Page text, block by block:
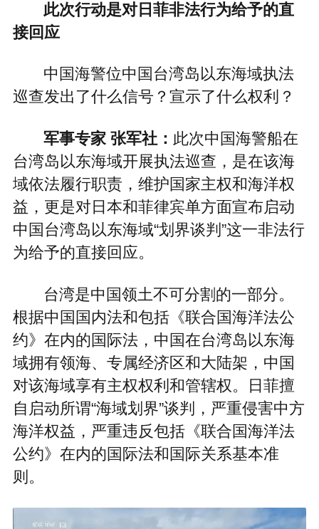
此次行动是对日菲非法行为给予的直
接回应
中国海警位中国台湾岛以东海域执法
巡查发出了什么信号？宣示了什么权利？
军事专家 张军社： 此次中国海警船在
台湾岛以东海域开展执法巡查，是在该海
域依法履行职责，维护国家主权和海洋权
益，更是对日本和菲律宾单方面宣布启动
中国台湾岛以东海域“划界谈判”这一非法行
为给予的直接回应。
台湾是中国领土不可分割的一部分。
根据中国国内法和包括《联合国海洋法公
约》在内的国际法，中国在台湾岛以东海
域拥有领海、专属经济区和大陆架，中国
对该海域享有主权权利和管辖权。日菲擅
自启动所谓“海域划界”谈判，严重侵害中方
海洋权益，严重违反包括《联合国海洋法
公约》在内的国际法和国际关系基本准
则。